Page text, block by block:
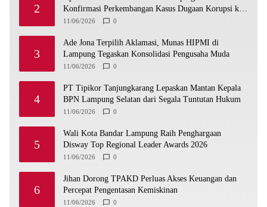
2
Konfirmasi Perkembangan Kasus Dugaan Korupsi ke
Polres Lampung Utara
11/06/2026 0
3
Ade Jona Terpilih Aklamasi, Munas HIPMI di
Lampung Tegaskan Konsolidasi Pengusaha Muda
11/06/2026 0
4
PT Tipikor Tanjungkarang Lepaskan Mantan Kepala
BPN Lampung Selatan dari Segala Tuntutan Hukum
11/06/2026 0
5
Wali Kota Bandar Lampung Raih Penghargaan
Disway Top Regional Leader Awards 2026
11/06/2026 0
6
Jihan Dorong TPAKD Perluas Akses Keuangan dan
Percepat Pengentasan Kemiskinan
11/06/2026 0